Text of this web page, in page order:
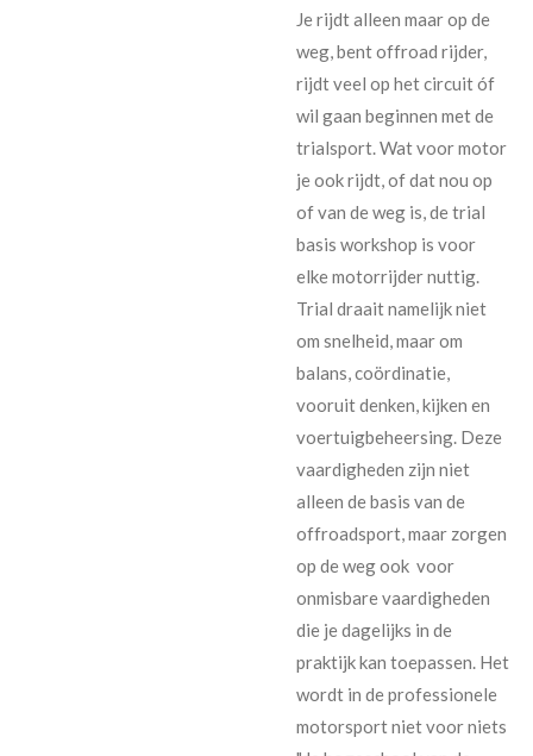
Je rijdt alleen maar op de
weg, bent offroad rijder,
rijdt veel op het circuit óf
wil gaan beginnen met de
trialsport. Wat voor motor
je ook rijdt, of dat nou op
of van de weg is, de trial
basis workshop is voor
elke motorrijder nuttig.
Trial draait namelijk niet
om snelheid, maar om
balans, coördinatie,
vooruit denken, kijken en
voertuigbeheersing. Deze
vaardigheden zijn niet
alleen de basis van de
offroadsport, maar zorgen
op de weg ook voor
onmisbare vaardigheden
die je dagelijks in de
praktijk kan toepassen. Het
wordt in de professionele
motorsport niet voor niets